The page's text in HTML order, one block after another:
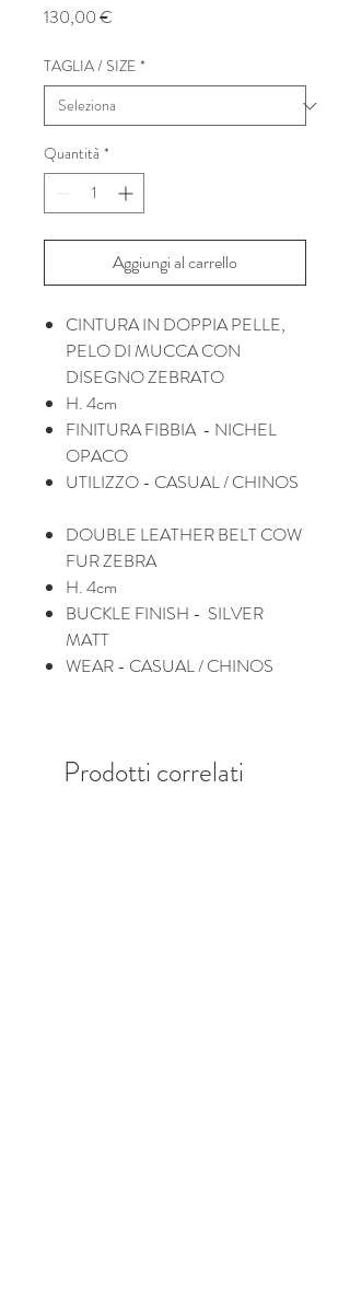
130,00 €
TAGLIA / SIZE *
Quantità *
Aggiungi al carrello
CINTURA IN DOPPIA PELLE,
PELO DI MUCCA CON
DISEGNO ZEBRATO
H. 4cm
FINITURA FIBBIA - NICHEL
OPACO
UTILIZZO - CASUAL / CHINOS
DOUBLE LEATHER BELT COW
FUR ZEBRA
H. 4cm
BUCKLE FINISH - SILVER
MATT
WEAR - CASUAL / CHINOS
Prodotti correlati